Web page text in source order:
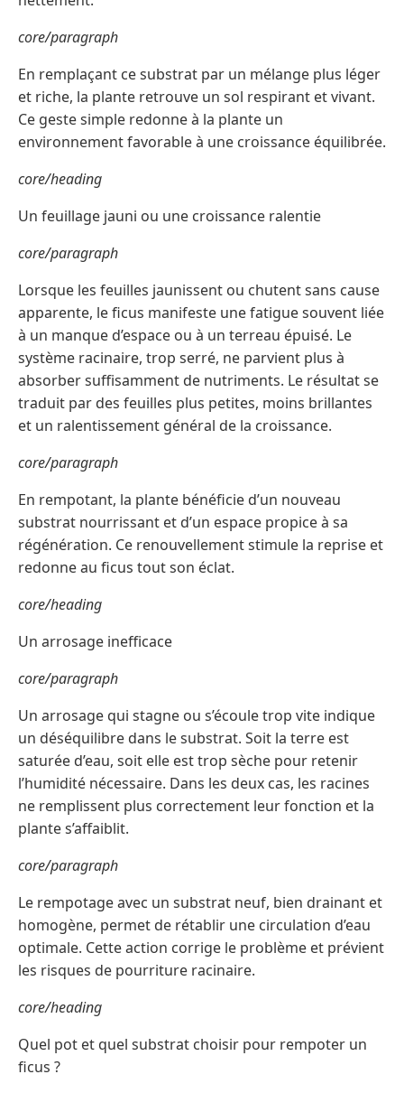
core/paragraph
En remplaçant ce substrat par un mélange plus léger
et riche, la plante retrouve un sol respirant et vivant.
Ce geste simple redonne à la plante un
environnement favorable à une croissance équilibrée.
core/heading
Un feuillage jauni ou une croissance ralentie
core/paragraph
Lorsque les feuilles jaunissent ou chutent sans cause
apparente, le ficus manifeste une fatigue souvent liée
à un manque d’espace ou à un terreau épuisé. Le
système racinaire, trop serré, ne parvient plus à
absorber suffisamment de nutriments. Le résultat se
traduit par des feuilles plus petites, moins brillantes
et un ralentissement général de la croissance.
core/paragraph
En rempotant, la plante bénéficie d’un nouveau
substrat nourrissant et d’un espace propice à sa
régénération. Ce renouvellement stimule la reprise et
redonne au ficus tout son éclat.
core/heading
Un arrosage inefficace
core/paragraph
Un arrosage qui stagne ou s’écoule trop vite indique
un déséquilibre dans le substrat. Soit la terre est
saturée d’eau, soit elle est trop sèche pour retenir
l’humidité nécessaire. Dans les deux cas, les racines
ne remplissent plus correctement leur fonction et la
plante s’affaiblit.
core/paragraph
Le rempotage avec un substrat neuf, bien drainant et
homogène, permet de rétablir une circulation d’eau
optimale. Cette action corrige le problème et prévient
les risques de pourriture racinaire.
core/heading
Quel pot et quel substrat choisir pour rempoter un
ficus ?